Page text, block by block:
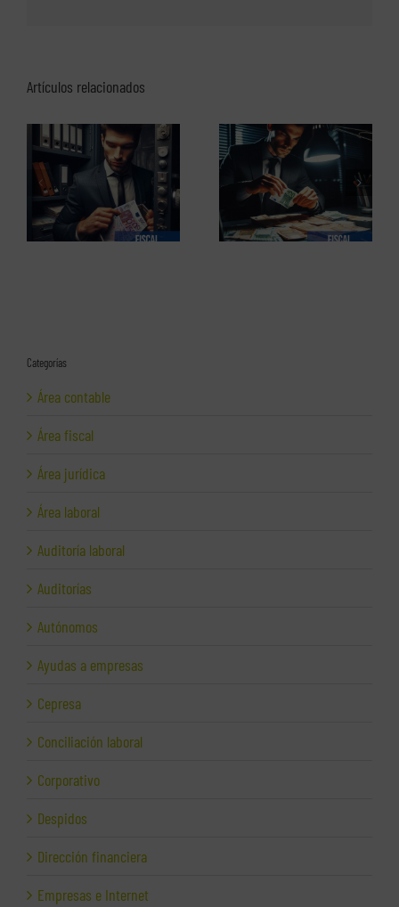
Artículos relacionados
Los delitos fiscales (1 de 2)
El perfil de los
emprendedores españoles.
Informe completo en pdf
Categorías
Área contable
Área fiscal
Área jurídica
Área laboral
Auditoría laboral
Auditorías
Autónomos
Ayudas a empresas
Cepresa
Conciliación laboral
Corporativo
Despidos
Dirección financiera
Empresas e Internet